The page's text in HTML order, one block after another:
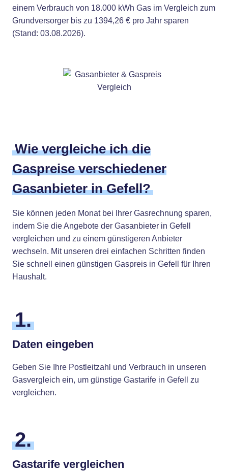
einem Verbrauch von 18.000 kWh Gas im Vergleich zum
Grundversorger bis zu 1394,26 € pro Jahr sparen
(Stand: 03.08.2026).
Wie vergleiche ich die
Gaspreise verschiedener
Gasanbieter in Gefell?
Sie können jeden Monat bei Ihrer Gasrechnung sparen,
indem Sie die Angebote der Gasanbieter in Gefell
vergleichen und zu einem günstigeren Anbieter
wechseln. Mit unseren drei einfachen Schritten finden
Sie schnell einen günstigen Gaspreis in Gefell für Ihren
Haushalt.
1.
Daten eingeben
Geben Sie Ihre Postleitzahl und Verbrauch in unseren
Gasvergleich ein, um günstige Gastarife in Gefell zu
vergleichen.
2.
Gastarife vergleichen